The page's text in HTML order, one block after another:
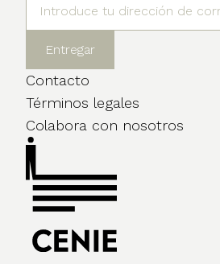
Contacto
Términos legales
Colabora con nosotros